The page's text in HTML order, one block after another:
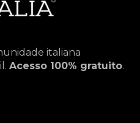
italiana
Acesso 100% gratuito.